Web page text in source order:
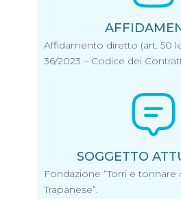
Affidamento diretto (art. 50
36/2023 – Codice dei
SOGGETTO
Fondazione “Torri e tonnare
Trapanese”.